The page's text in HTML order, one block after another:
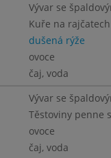
Vývar se
Kuře na rajčatech
dušená rýže
ovoce
čaj, voda
Vývar se
Těstoviny penne
ovoce
čaj, voda